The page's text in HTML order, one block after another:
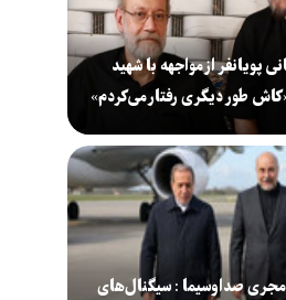
پویانفر از مواجهه با شهید
طور دیگری رفتار می‌کردم»
صداوسیما : سیگنال‌های